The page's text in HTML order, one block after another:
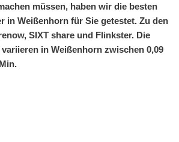
müssen, haben wir die besten
in Weißenhorn für Sie getestet. Zu den
SIXT share und Flinkster. Die
in Weißenhorn zwischen 0,09